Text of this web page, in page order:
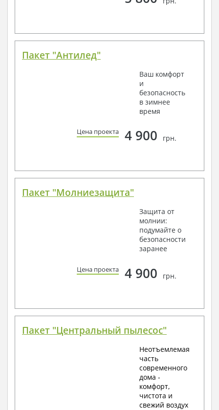
Пакет "Антилед"
Ваш комфорт
и
безопасность
в зимнее
время
Цена проекта 4 900 грн.
Пакет "Молниезащита"
Защита от
молнии:
подумайте о
безопасности
заранее
Цена проекта 4 900 грн.
Пакет "Центральный пылесос"
Неотъемлемая
часть
современного
дома -
комфорт,
чистота и
свежий воздух